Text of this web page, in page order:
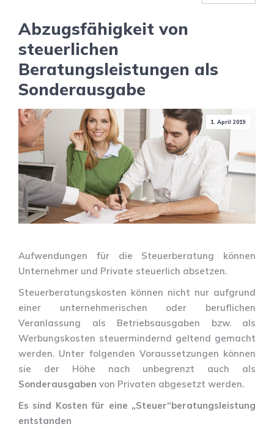
Abzugsfähigkeit von
steuerlichen
Beratungsleistungen als
Sonderausgabe
1. April 2019
Aufwendungen für die Steuerberatung können
Unternehmer und Private steuerlich absetzen.
Steuerberatungskosten können nicht nur aufgrund
einer unternehmerischen oder beruflichen
Veranlassung als Betriebsausgaben bzw. als
Werbungskosten steuermindernd geltend gemacht
werden. Unter folgenden Voraussetzungen können
sie der Höhe nach unbegrenzt auch als
Sonderausgaben von Privaten abgesetzt werden.
Es sind Kosten für eine „Steuer“beratungsleistung
entstanden